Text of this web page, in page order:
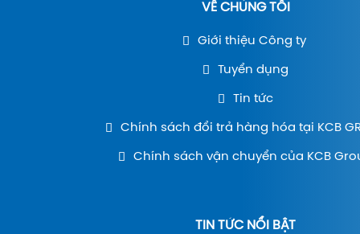
VỀ CHÚNG TÔI
Giới thiệu Công ty
Tuyển dụng
Tin tức
Chính sách đổi trả hàng hóa tại KCB
Chính sách vận chuyển của KCB
TIN TỨC NỔI BẬT